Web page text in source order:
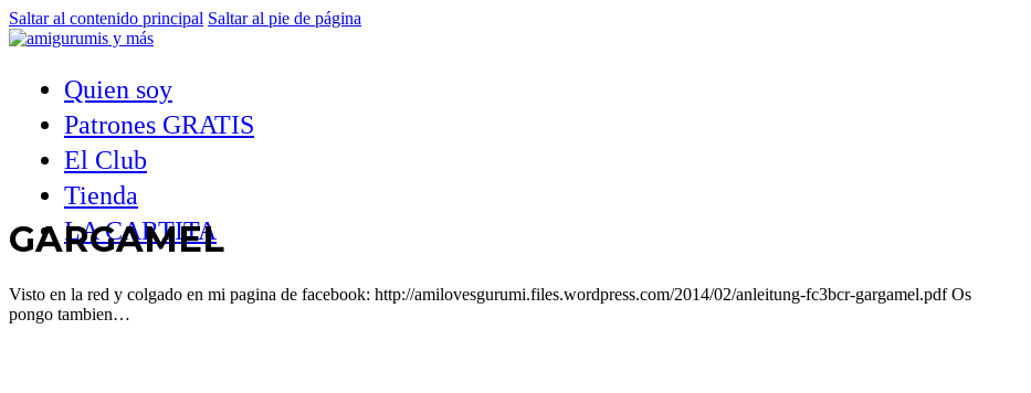
Saltar al contenido principal Saltar al pie de página
Quien soy
Patrones GRATIS
El Club
Tienda
LA CARTITA
GARGAMEL
Visto en la red y colgado en mi pagina de facebook: http://amilovesgurumi.files.wordpress.com/2014/02/anleitung-fc3bcr-gargamel.pdf Os
pongo tambien…